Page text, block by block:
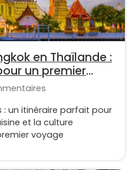
en Thaïlande :
un premier
: un itinéraire parfait pour
et la culture
voyage